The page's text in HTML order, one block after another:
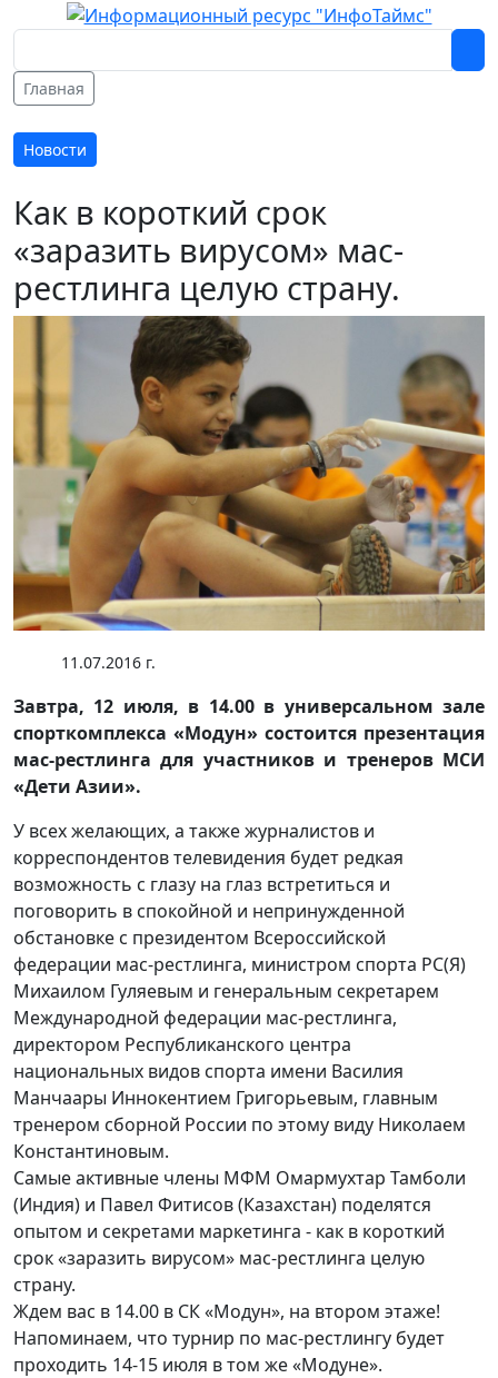
Главная
Новости
Как в короткий срок
«заразить вирусом» мас-
рестлинга целую страну.
11.07.2016 г.
Завтра, 12 июля, в 14.00 в универсальном зале
спорткомплекса «Модун» состоится презентация
мас-рестлинга для участников и тренеров МСИ
«Дети Азии».
У всех желающих, а также журналистов и
корреспондентов телевидения будет редкая
возможность с глазу на глаз встретиться и
поговорить в спокойной и непринужденной
обстановке с президентом Всероссийской
федерации мас-рестлинга, министром спорта РС(Я)
Михаилом Гуляевым и генеральным секретарем
Международной федерации мас-рестлинга,
директором Республиканского центра
национальных видов спорта имени Василия
Манчаары Иннокентием Григорьевым, главным
тренером сборной России по этому виду Николаем
Константиновым.
Самые активные члены МФМ Омармухтар Тамболи
(Индия) и Павел Фитисов (Казахстан) поделятся
опытом и секретами маркетинга - как в короткий
срок «заразить вирусом» мас-рестлинга целую
страну.
Ждем вас в 14.00 в СК «Модун», на втором этаже!
Напоминаем, что турнир по мас-рестлингу будет
проходить 14-15 июля в том же «Модуне».